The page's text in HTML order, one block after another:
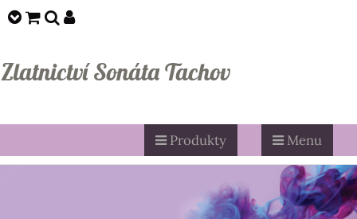
Zlatnictví Sonáta Tachov
Produkty Menu